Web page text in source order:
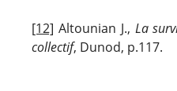
[12] Altounian J., La
collectif, Dunod, p.117.